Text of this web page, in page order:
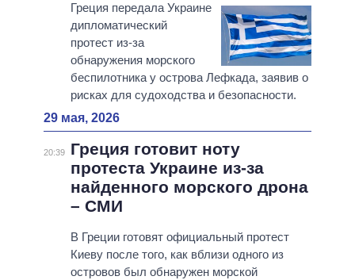
Греция передала Украине
дипломатический
протест из-за
обнаружения морского
беспилотника у острова Лефкада, заявив о
рисках для судоходства и безопасности.
29 мая, 2026
20:39
Греция готовит ноту
протеста Украине из-за
найденного морского дрона
– СМИ
В Греции готовят официальный протест
Киеву после того, как вблизи одного из
островов был обнаружен морской